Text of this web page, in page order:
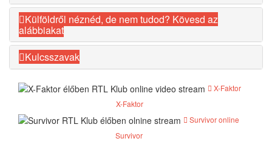
Külföldről néznéd, de nem tudod? Kövesd az
alábbiakat
Kulcsszavak
X-Faktor
X-Faktor
Survivor online
Survivor